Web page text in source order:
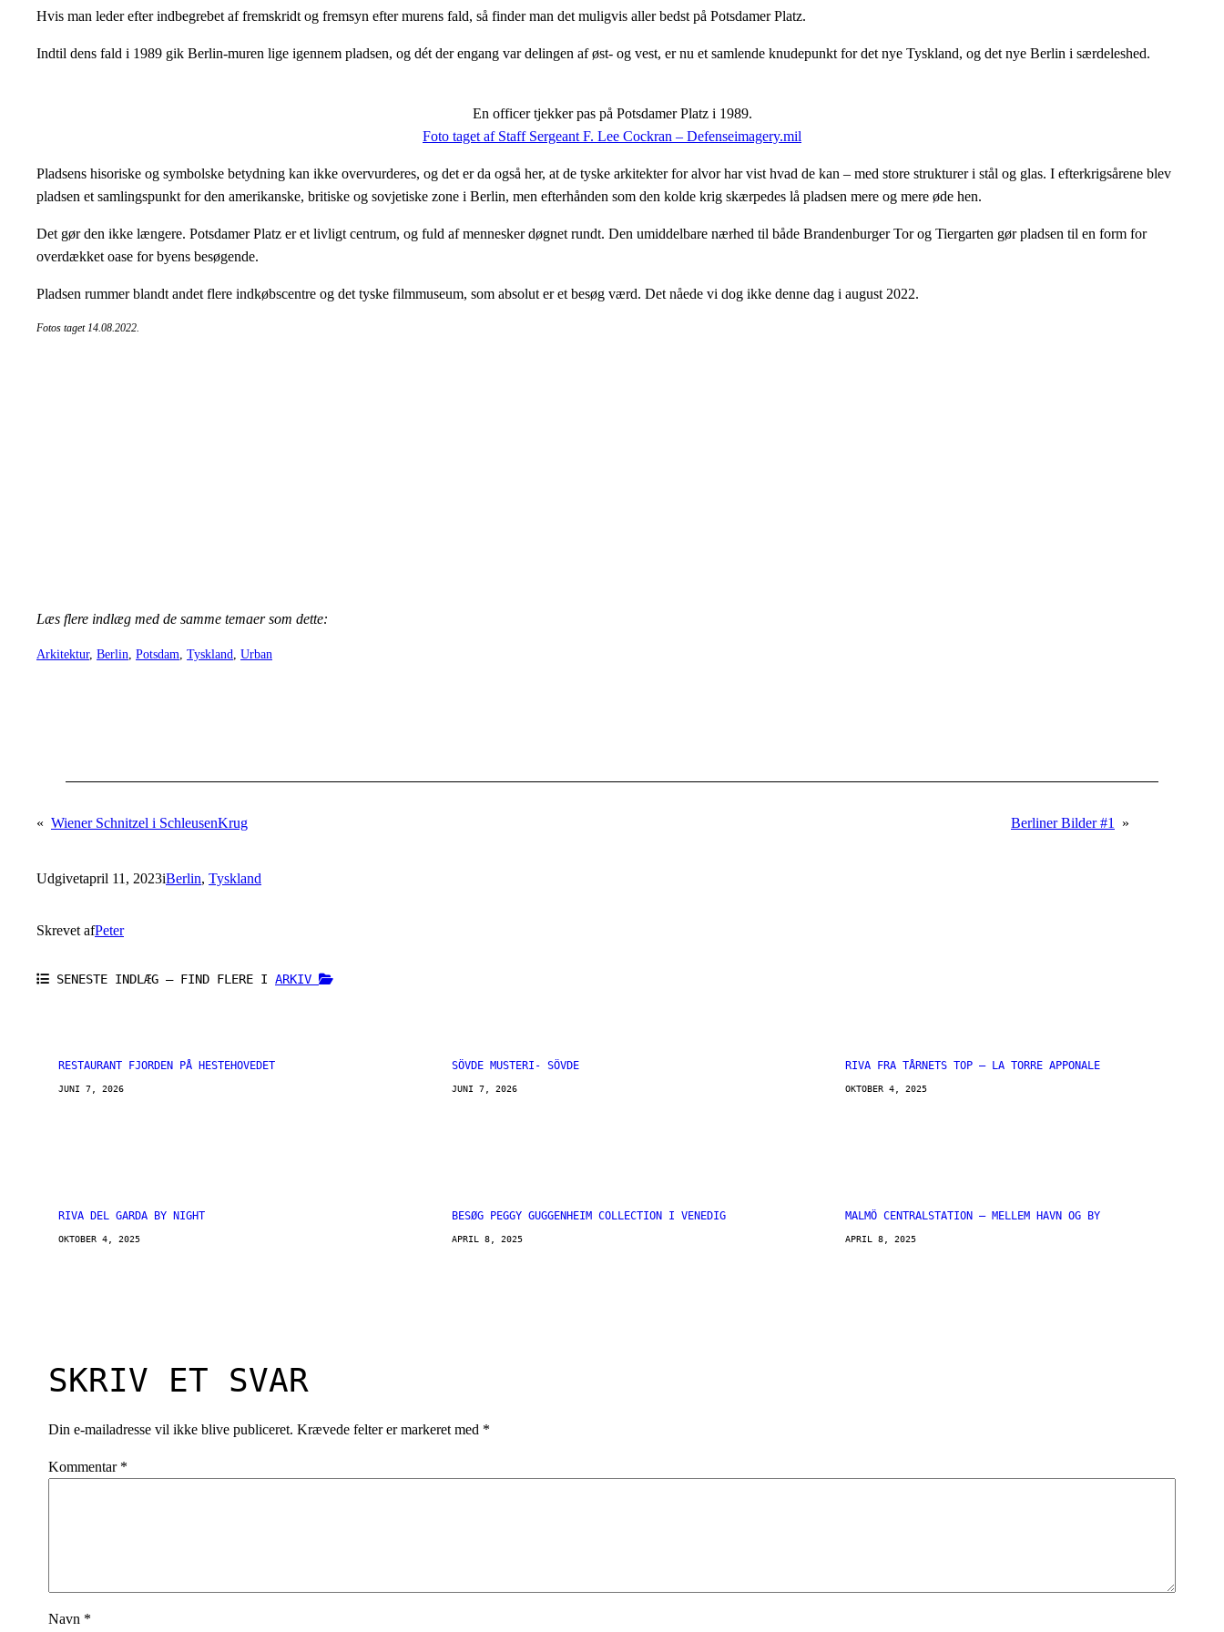
Hvis man leder efter indbegrebet af fremskridt og fremsyn efter murens fald, så finder man det muligvis aller bedst på Potsdamer Platz.
Indtil dens fald i 1989 gik Berlin-muren lige igennem pladsen, og dét der engang var delingen af øst- og vest, er nu et samlende knudepunkt for det nye Tyskland, og det nye Berlin i særdeleshed.
En officer tjekker pas på Potsdamer Platz i 1989.
Foto taget af Staff Sergeant F. Lee Cockran – Defenseimagery.mil
Pladsens hisoriske og symbolske betydning kan ikke overvurderes, og det er da også her, at de tyske arkitekter for alvor har vist hvad de kan – med store strukturer i stål og glas. I efterkrigsårene blev
pladsen et samlingspunkt for den amerikanske, britiske og sovjetiske zone i Berlin, men efterhånden som den kolde krig skærpedes lå pladsen mere og mere øde hen.
Det gør den ikke længere. Potsdamer Platz er et livligt centrum, og fuld af mennesker døgnet rundt. Den umiddelbare nærhed til både Brandenburger Tor og Tiergarten gør pladsen til en form for
overdækket oase for byens besøgende.
Pladsen rummer blandt andet flere indkøbscentre og det tyske filmmuseum, som absolut er et besøg værd. Det nåede vi dog ikke denne dag i august 2022.
Fotos taget 14.08.2022.
Læs flere indlæg med de samme temaer som dette:
Arkitektur, Berlin Potsdam Tyskland Urban
« Wiener Schnitzel i SchleusenKrug Berliner Bilder #1 »
Udgivetapril 11, 2023iBerlin, Tyskland
Skrevet afPeter
SENESTE INDLÆG – FIND FLERE I ARKIV
RESTAURANT FJORDEN PÅ HESTEHOVEDET
JUNI 7, 2026
SÖVDE MUSTERI- SÖVDE
JUNI 7, 2026
RIVA FRA TÅRNETS TOP – LA TORRE APPONALE
OKTOBER 4, 2025
RIVA DEL GARDA BY NIGHT
OKTOBER 4, 2025
BESØG PEGGY GUGGENHEIM COLLECTION I VENEDIG
APRIL 8, 2025
MALMÖ CENTRALSTATION – MELLEM HAVN OG BY
APRIL 8, 2025
SKRIV ET SVAR
Din e-mailadresse vil ikke blive publiceret. Krævede felter er markeret med *
Kommentar *
Navn *